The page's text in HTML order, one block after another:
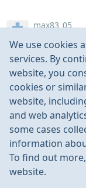
max83_05
Причесон
We use cookies
services. By
website, you
cookies or
website,
and web
some cases
information
To find out
website.